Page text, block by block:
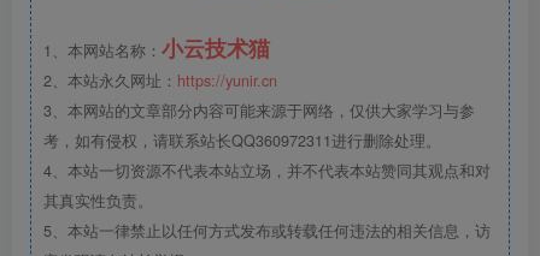
1、本网站名称： 小云技术猫
2、本站永久网址： https://yunir.cn
3、本网站的文章部分内容可能来源于网络，仅供大家学习与参
考，如有侵权，请联系站长QQ360972311进行删除处理。
4、本站一切资源不代表本站立场，并不代表本站赞同其观点和对
其真实性负责。
5、本站一律禁止以任何方式发布或转载任何违法的相关信息，访